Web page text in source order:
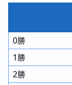
0勝
1勝
2勝